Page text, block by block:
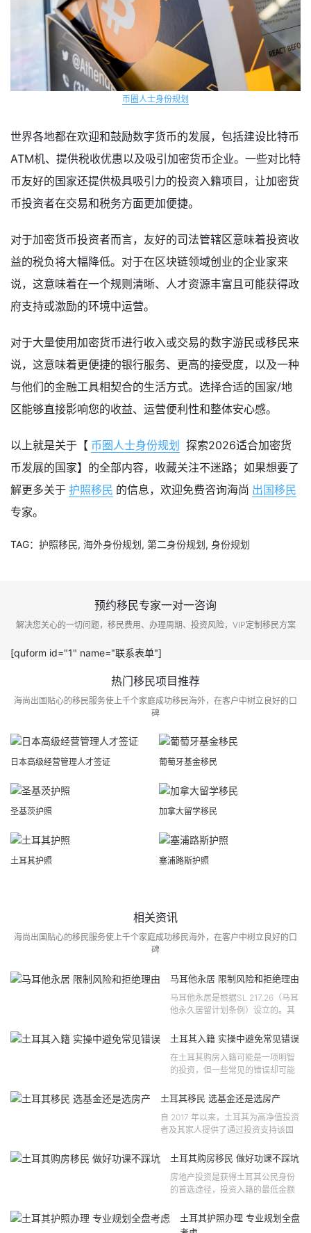
币圈人士身份规划
世界各地都在欢迎和鼓励数字货币的发展，包括建设比特币
ATM机、提供税收优惠以及吸引加密货币企业。一些对比特
币友好的国家还提供极具吸引力的投资入籍项目，让加密货
币投资者在交易和税务方面更加便捷。
对于加密货币投资者而言，友好的司法管辖区意味着投资收
益的税负将大幅降低。对于在区块链领域创业的企业家来
说，这意味着在一个规则清晰、人才资源丰富且可能获得政
府支持或激励的环境中运营。
对于大量使用加密货币进行收入或交易的数字游民或移民来
说，这意味着更便捷的银行服务、更高的接受度，以及一种
与他们的金融工具相契合的生活方式。选择合适的国家/地
区能够直接影响您的收益、运营便利性和整体安心感。
以上就是关于【 币圈人士身份规划 探索2026适合加密货
币发展的国家】的全部内容，收藏关注不迷路；如果想要了
解更多关于 护照移民 的信息，欢迎免费咨询海尚 出国移民
专家。
TAG： 护照移民, 海外身份规划, 第二身份规划, 身份规划
预约移民专家一对一咨询
解决您关心的一切问题，移民费用、办理周期、投资风险，VIP定制移民方案
[quform id="1" name="联系表单"]
热门移民项目推荐
海尚出国贴心的移民服务使上千个家庭成功移民海外，在客户中树立良好的口
碑
日本高级经营管理人才签证 葡萄牙基金移民
圣基茨护照 加拿大留学移民
土耳其护照 塞浦路斯护照
相关资讯
海尚出国贴心的移民服务使上千个家庭成功移民海外，在客户中树立良好的口
碑
马耳他永居 限制风险和拒绝理由
马耳他永居是根据SL 217.26（马耳
他永久居留计划条例）设立的。其
121 号法律公告，并随后根据2024
土耳其入籍 实操中避免常见错误
在土耳其购房入籍可能是一项明智
的投资，但一些常见的错误却可能
失。许多投资者轻信营销宣传或不
土耳其移民 选基金还是选房产
自 2017 年以来，土耳其为高净值投资
者及其家人提供了通过投资支持该国
会。 该计划的一大亮点在于其涵盖广
土耳其购房移民 做好功课不踩坑
房地产投资是获得土耳其公民身份
的首选途径，投资入籍的最低金额
二手房产。这一门槛自2019年调整
以来一直未变，适用于经持牌...
土耳其护照办理 专业规划全盘